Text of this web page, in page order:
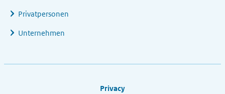
Privatpersonen
Unternehmen
Privacy